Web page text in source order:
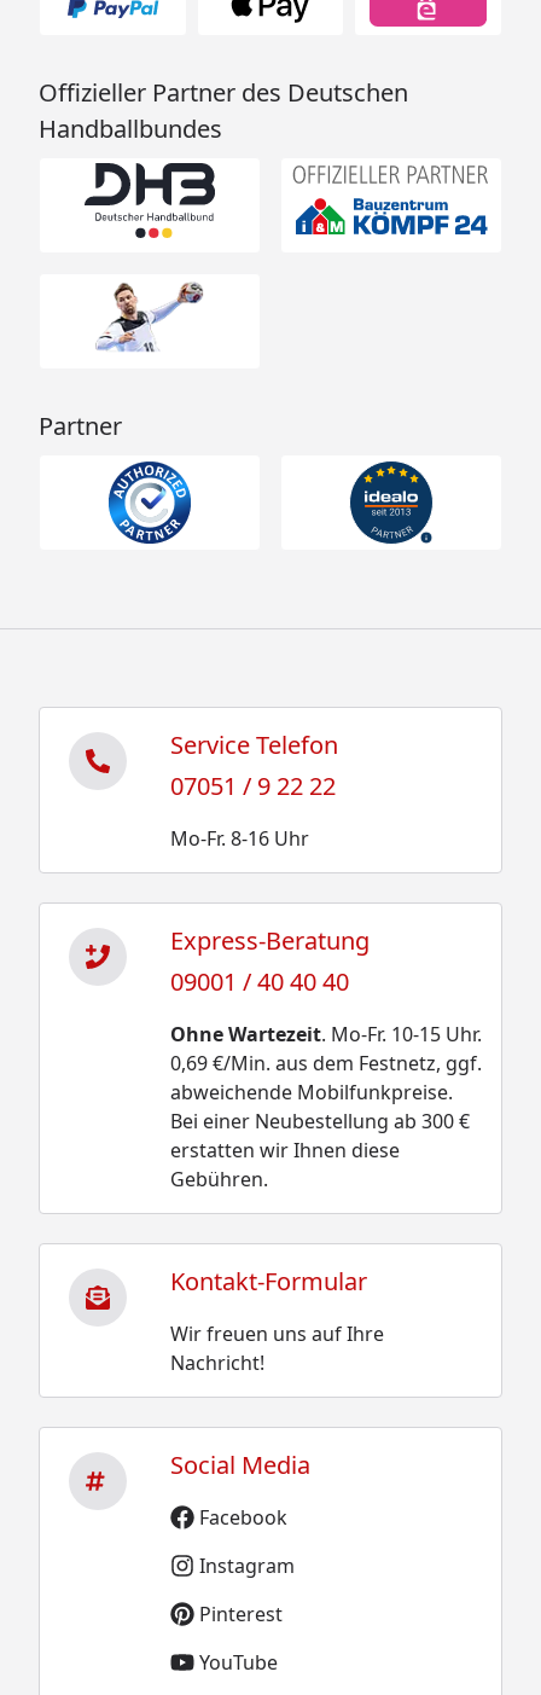
Offizieller Partner des Deutschen
Handballbundes
Partner
Service Telefon
07051 / 9 22 22
Mo-Fr. 8-16 Uhr
Express-Beratung
09001 / 40 40 40
Ohne Wartezeit. Mo-Fr. 10-15 Uhr.
0,69 €/Min. aus dem Festnetz, ggf.
abweichende Mobilfunkpreise.
Bei einer Neubestellung ab 300 €
erstatten wir Ihnen diese
Gebühren.
Kontakt-Formular
Wir freuen uns auf Ihre
Nachricht!
Social Media
Facebook
Instagram
Pinterest
YouTube